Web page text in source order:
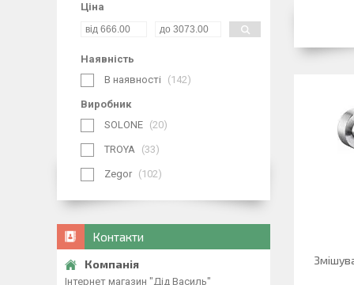
Ціна
Наявність
В наявності
142
Виробник
SOLONE
20
TROYA 33
Zegor 102
Контакти
Інтернет магазин "Дід Василь"